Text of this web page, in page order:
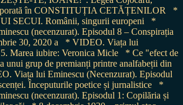
în CONSTITUȚIA CETĂȚENILOR
*
SECUI. Românii, singurii europeni
*
(necenzurat). Episodul 8 – Conspirația
30, 2020 a
* VIDEO. Viața lui
Marea iubire: Veronica Micle
* Ce "efect de
unui grup de premianți printre analfabeții din
Viața lui Eminescu (Necenzurat). Episodul
Începuturile poetice și jurnalistice
*
(necenzurat). Episodul 1: Copilăria și